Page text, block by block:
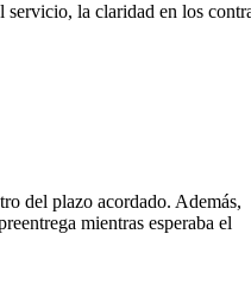
la claridad en los
del plazo acordado. Además,
mientras esperaba el